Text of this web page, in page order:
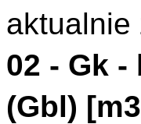
02 - Gk -
(Gbl)